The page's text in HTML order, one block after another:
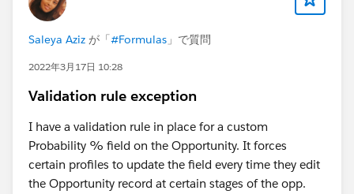
Saleya Aziz が「#Formulas 」で質問
2022年3月17日 10:28
Validation rule exception
I have a validation rule in place for a custom
Probability % field on the Opportunity. It forces
certain profiles to update the field every time they edit
the Opportunity record at certain stages of the opp.